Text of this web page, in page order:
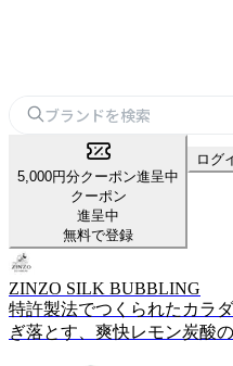
5,000円分クーポン進呈中
クーポン
進呈中
無料で登録
ログ
ZINZO SILK BUBBLING
特許製法でつくられたカラ
ぎ落とす、爽快レモン炭酸